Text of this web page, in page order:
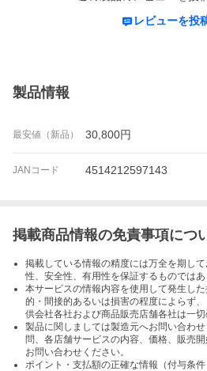
レビューを投
製品情報
最安値（新品） 30,800円
JANコード 4514212597143
掲載商品情報の免責事項につ
掲載している情報の精度には万全を期し
性、安全性、有用性を保証するものではあ
本サービスの情報内容を使用して発生し
的・間接的あるいは損害の程度によらず
供会社各社および商品販売店舗各社は一切
製品に関しましては製造元へお問い合わ
問、各店舗サービスの内容、価格、販売
お問い合わせください。
ポイント・支払額の正確な情報（付与条